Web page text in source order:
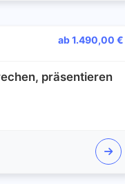
ab 1.490,00 €
präsentieren